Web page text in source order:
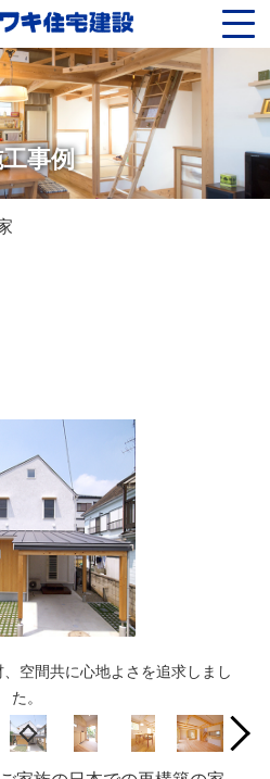
事例
空間共に心地よさを追求しまし
た。
差し込む光が柔らかです
ングダイニング
には小上がりの和室があります
室としても使えます
っぷりの収納空間
クタイルでお手入れも楽々
ダリングができる壁